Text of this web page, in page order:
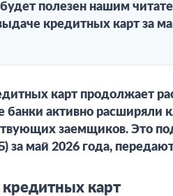
полезен нашим
кредитных карт за
карт продолжает
банки активно расширяли
заемщиков. Это
за май 2026 года,
карт